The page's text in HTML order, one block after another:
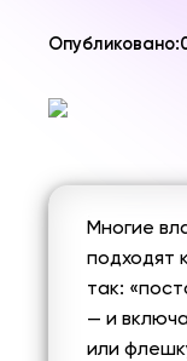
Опубликовано:
Многие
подходят
так:
— и
или